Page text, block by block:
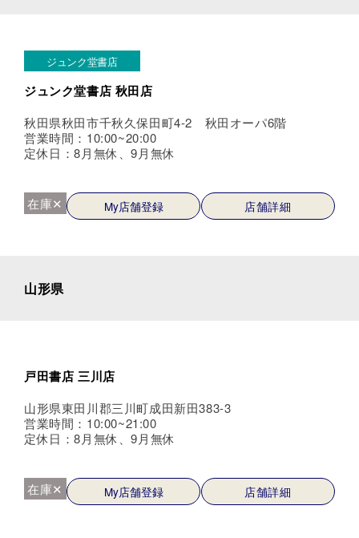
ジュンク堂書店
ジュンク堂書店 秋田店
秋田県秋田市千秋久保田町4-2 秋田オーパ6階
営業時間：10:00~20:00
定休日：8月無休、9月無休
在庫✕ My店舗登録 店舗詳細
山形県
戸田書店 三川店
山形県東田川郡三川町成田新田383-3
営業時間：10:00~21:00
定休日：8月無休、9月無休
在庫✕ My店舗登録 店舗詳細